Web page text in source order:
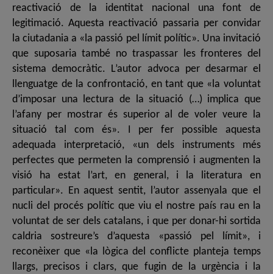
reactivació de la identitat nacional una font de
legitimació. Aquesta reactivació passaria per convidar
la ciutadania a «la passió pel límit polític». Una invitació
que suposaria també no traspassar les fronteres del
sistema democràtic. L’autor advoca per desarmar el
llenguatge de la confrontació, en tant que «la voluntat
d’imposar una lectura de la situació (…) implica que
l’afany per mostrar és superior al de voler veure la
situació tal com és». I per fer possible aquesta
adequada interpretació, «un dels instruments més
perfectes que permeten la comprensió i augmenten la
visió ha estat l’art, en general, i la literatura en
particular». En aquest sentit, l’autor assenyala que el
nucli del procés polític que viu el nostre país rau en la
voluntat de ser dels catalans, i que per donar-hi sortida
caldria sostreure’s d’aquesta «passió pel límit», i
reconèixer que «la lògica del conflicte planteja temps
llargs, precisos i clars, que fugin de la urgència i la